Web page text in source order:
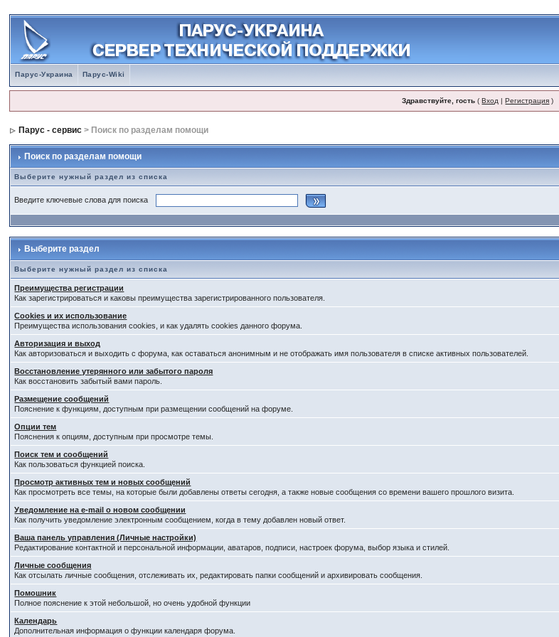
Парус-Украина Парус-Wiki
Здравствуйте, гость (Вход |Регистрация )
Парус - сервис > Поиск по разделам помощи
Поиск по разделам помощи
Выберите нужный раздел из списка
Введите ключевые слова для поиска
Выберите раздел
Выберите нужный раздел из списка
Преимущества регистрации
Как зарегистрироваться и каковы преимущества зарегистрированного пользователя.
Cookies и их использование
Преимущества использования cookies, и как удалять cookies данного форума.
Авторизация и выход
Как авторизоваться и выходить с форума, как оставаться анонимным и не отображать имя пользователя в списке активных пользователей.
Восстановление утерянного или забытого пароля
Как восстановить забытый вами пароль.
Размещение сообщений
Пояснение к функциям, доступным при размещении сообщений на форуме.
Опции тем
Пояснения к опциям, доступным при просмотре темы.
Поиск тем и сообщений
Как пользоваться функцией поиска.
Просмотр активных тем и новых сообщений
Как просмотреть все темы, на которые были добавлены ответы сегодня, а также новые сообщения со времени вашего прошлого визита.
Уведомление на е-mail о новом сообщении
Как получить уведомление электронным сообщением, когда в тему добавлен новый ответ.
Ваша панель управления (Личные настройки)
Редактирование контактной и персональной информации, аватаров, подписи, настроек форума, выбор языка и стилей.
Личные сообщения
Как отсылать личные сообщения, отслеживать их, редактировать папки сообщений и архивировать сообщения.
Помошник
Полное пояснение к этой небольшой, но очень удобной функции
Календарь
Дополнительная информация о функции календаря форума.